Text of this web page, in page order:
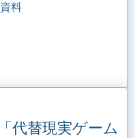
料
代替現実ゲーム